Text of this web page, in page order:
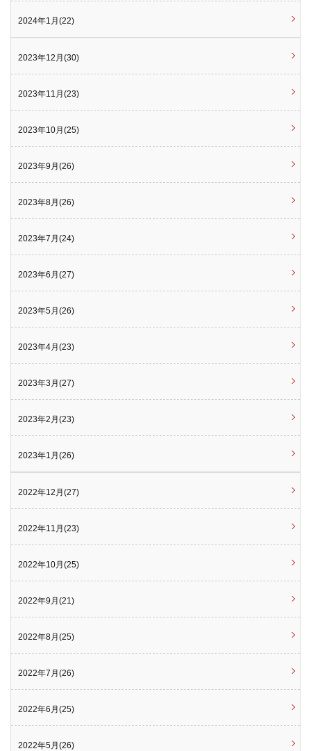
2024年1月(22)
2023年12月(30)
2023年11月(23)
2023年10月(25)
2023年9月(26)
2023年8月(26)
2023年7月(24)
2023年6月(27)
2023年5月(26)
2023年4月(23)
2023年3月(27)
2023年2月(23)
2023年1月(26)
2022年12月(27)
2022年11月(23)
2022年10月(25)
2022年9月(21)
2022年8月(25)
2022年7月(26)
2022年6月(25)
2022年5月(26)